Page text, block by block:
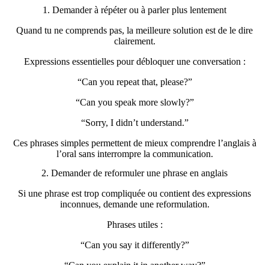
1. Demander à répéter ou à parler plus lentement
Quand tu ne comprends pas, la meilleure solution est de le dire
clairement.
Expressions essentielles pour débloquer une conversation :
“Can you repeat that, please?”
“Can you speak more slowly?”
“Sorry, I didn’t understand.”
Ces phrases simples permettent de mieux comprendre l’anglais à
l’oral sans interrompre la communication.
2. Demander de reformuler une phrase en anglais
Si une phrase est trop compliquée ou contient des expressions
inconnues, demande une reformulation.
Phrases utiles :
“Can you say it differently?”